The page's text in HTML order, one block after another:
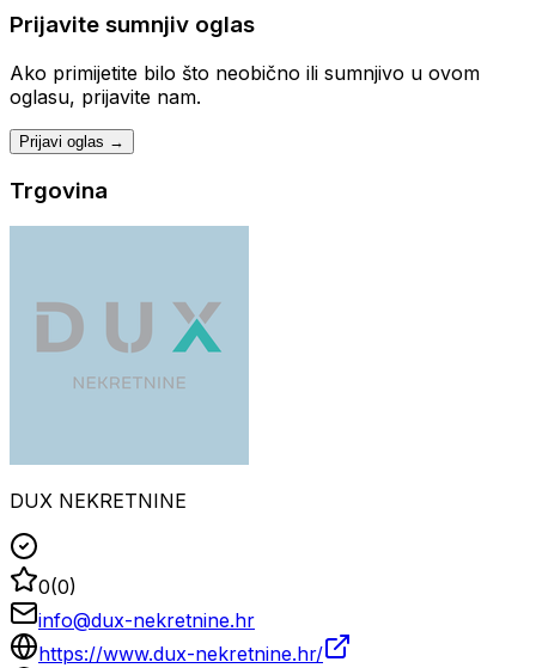
Prijavite sumnjiv oglas
Ako primijetite bilo što neobično ili sumnjivo u ovom
oglasu, prijavite nam.
Prijavi oglas →
Trgovina
DUX NEKRETNINE
0(0)
info@dux-nekretnine.hr
https://www.dux-nekretnine.hr/